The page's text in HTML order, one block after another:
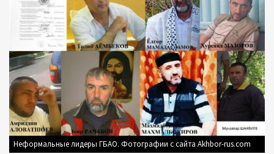
Неформальные лидеры ГБАО. Фотографии с сайта Akhbor-rus.com